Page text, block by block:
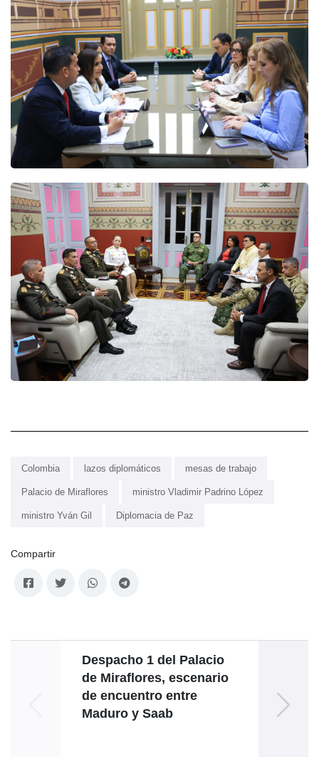
Colombia lazos diplomáticos mesas de trabajo
Palacio de Miraflores ministro Vladimir Padrino López
ministro Yván Gil Diplomacia de Paz
Compartir
Despacho 1 del Palacio
de Miraflores, escenario
de encuentro entre
Maduro y Saab